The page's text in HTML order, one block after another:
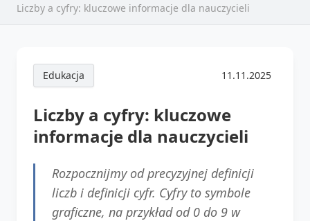
Liczby a cyfry: kluczowe informacje dla nauczycieli
Edukacja 11.11.2025
Liczby a cyfry: kluczowe
informacje dla nauczycieli
Rozpocznijmy od precyzyjnej definicji
liczb i definicji cyfr. Cyfry to symbole
graficzne, na przykład od 0 do 9 w